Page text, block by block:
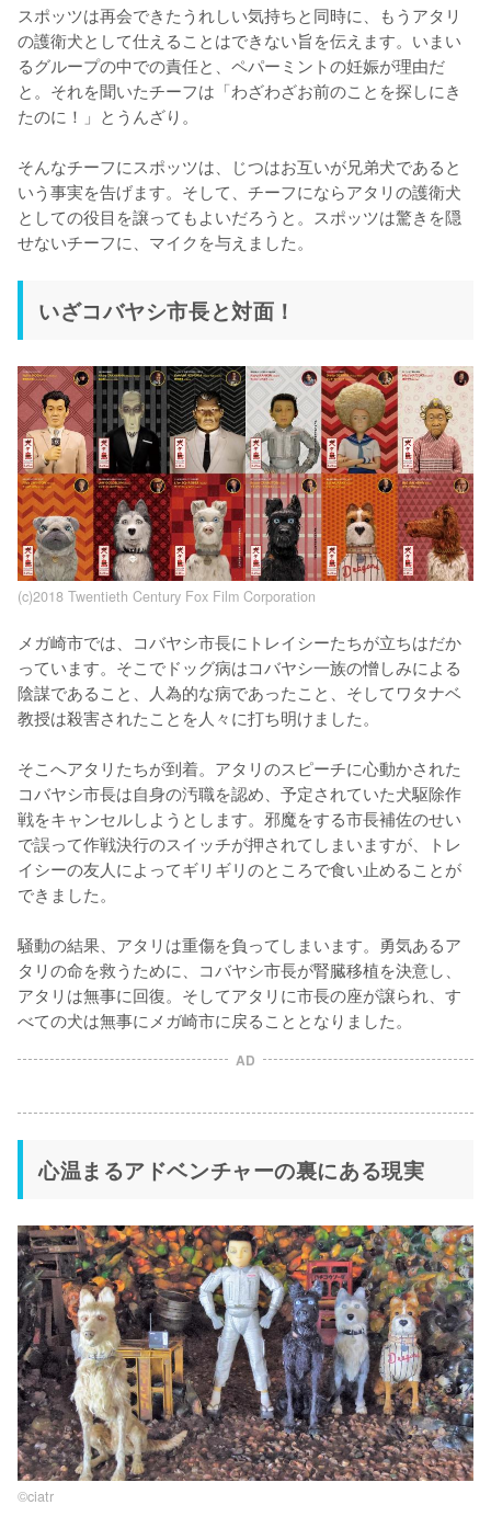
スポッツは再会できたうれしい気持ちと同時に、もうアタリ
の護衛犬として仕えることはできない旨を伝えます。いまい
るグループの中での責任と、ペパーミントの妊娠が理由だ
と。それを聞いたチーフは「わざわざお前のことを探しにき
たのに！」とうんざり。
そんなチーフにスポッツは、じつはお互いが兄弟犬であると
いう事実を告げます。そして、チーフにならアタリの護衛犬
としての役目を譲ってもよいだろうと。スポッツは驚きを隠
せないチーフに、マイクを与えました。
いざコバヤシ市長と対面！
(c)2018 Twentieth Century Fox Film Corporation
メガ崎市では、コバヤシ市長にトレイシーたちが立ちはだか
っています。そこでドッグ病はコバヤシ一族の憎しみによる
陰謀であること、人為的な病であったこと、そしてワタナベ
教授は殺害されたことを人々に打ち明けました。
そこへアタリたちが到着。アタリのスピーチに心動かされた
コバヤシ市長は自身の汚職を認め、予定されていた犬駆除作
戦をキャンセルしようとします。邪魔をする市長補佐のせい
で誤って作戦決行のスイッチが押されてしまいますが、トレ
イシーの友人によってギリギリのところで食い止めることが
できました。
騒動の結果、アタリは重傷を負ってしまいます。勇気あるア
タリの命を救うために、コバヤシ市長が腎臓移植を決意し、
アタリは無事に回復。そしてアタリに市長の座が譲られ、す
べての犬は無事にメガ崎市に戻ることとなりました。
AD
心温まるアドベンチャーの裏にある現実
©️ciatr